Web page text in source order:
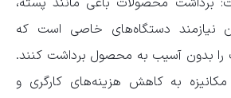
نیازمند دستگاه‌های خاصی است که
را بدون آسیب به محصول برداشت کنند.
به کاهش هزینه‌های کارگری و